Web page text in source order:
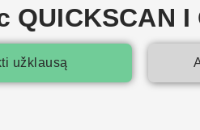
QUICKSCAN I
užklausą